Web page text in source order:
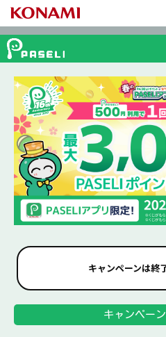
キャンペーンは終
キャンペー